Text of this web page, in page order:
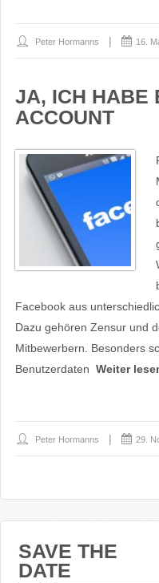
Peter Hormanns 16.
JA, ICH HABE
ACCOUNT
Facebook aus
Dazu gehören Zensur und
Mitbewerbern. Besonders
Benutzerdaten Weiter
Peter Hormanns 29.
SAVE THE
DATE